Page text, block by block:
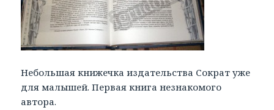
Небольшая книжечка издательства Сократ уже
для малышей. Первая книга незнакомого
автора.